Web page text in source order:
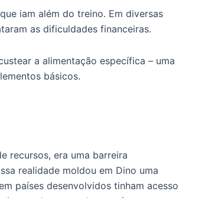
iam além do treino. Em diversas
as dificuldades financeiras.
a alimentação específica – uma
básicos.
recursos, era uma barreira
realidade moldou em Dino uma
países desenvolvidos tinham acesso